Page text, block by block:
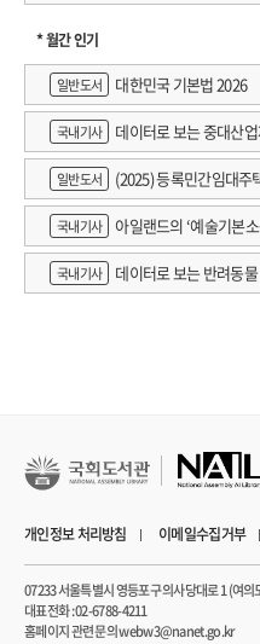
* 월간 인기
일반도서
대한민국 기본법 2026
국내기사 데이터로 보는 중대산
일반도서 (2025) 등록민간임대주
국내기사
아일랜드의 ‘예술기본
책 논의
국내기사 데이터로 보는 반려동
개인정보 처리방침 이메일수집거부
07233 서울특별시 영등포구 의사당대로 1 (여의
대표전화 : 02-6788-4211
홈페이지 관련 문의 webw3@nanet.go.kr